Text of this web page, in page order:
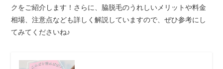
クをご紹介します！さらに、脇脱毛のうれしいメリットや料金
相場、注意点なども詳しく解説していますので、ぜひ参考にし
てみてくださいね♪